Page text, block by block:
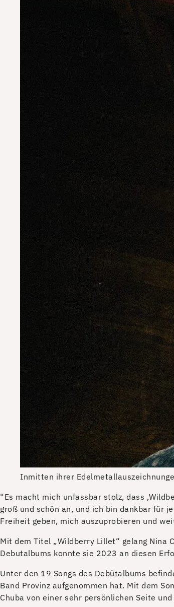
Inmitten ihrer
“Es macht mich unfassbar stolz, dass
groß und schön an, und ich bin dankbar für
Freiheit geben, mich auszuprobieren und
Mit dem Titel „Wildberry Lillet“ gelang Nina
Debutalbums konnte sie 2023 an diesen
Unter den 19 Songs des Debütalbums
Band Provinz aufgenommen hat. Mit dem
Chuba von einer sehr persönlichen Seite